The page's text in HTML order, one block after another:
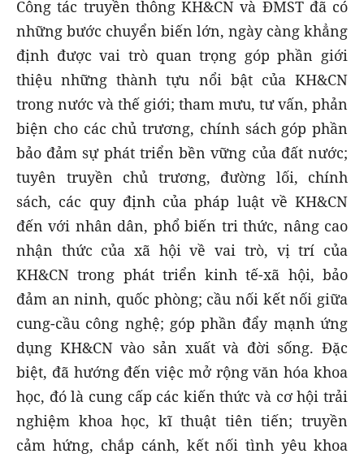
Công tác truyền thông KH&CN và ĐMST đã có
những bước chuyển biến lớn, ngày càng khẳng
định được vai trò quan trọng góp phần giới
thiệu những thành tựu nổi bật của KH&CN
trong nước và thế giới; tham mưu, tư vấn, phản
biện cho các chủ trương, chính sách góp phần
bảo đảm sự phát triển bền vững của đất nước;
tuyên truyền chủ trương, đường lối, chính
sách, các quy định của pháp luật về KH&CN
đến với nhân dân, phổ biến tri thức, nâng cao
nhận thức của xã hội về vai trò, vị trí của
KH&CN trong phát triển kinh tế-xã hội, bảo
đảm an ninh, quốc phòng; cầu nối kết nối giữa
cung-cầu công nghệ; góp phần đẩy mạnh ứng
dụng KH&CN vào sản xuất và đời sống. Đặc
biệt, đã hướng đến việc mở rộng văn hóa khoa
học, đó là cung cấp các kiến thức và cơ hội trải
nghiệm khoa học, kĩ thuật tiên tiến; truyền
cảm hứng, chắp cánh, kết nối tình yêu khoa